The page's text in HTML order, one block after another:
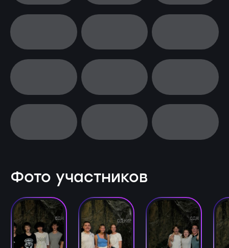
Фото участников